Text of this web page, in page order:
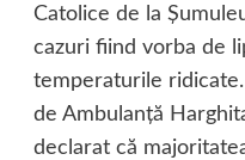
Catolice de la
cazuri fiind vorba de
temperaturile
de Ambulanţă
declarat că